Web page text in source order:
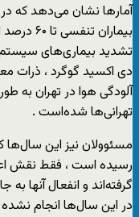
آمارها نشان می‌دهد که
تشدید بیماری‌های سیستم
دی اکسید گوگرد ، ذرات
تهرانی‌ها شده‌است .
مسئوولان نیز این سال‌ها
رسیده است ، فقط نقش
گرفته‌اند و انفعال آنها
در این سال‌ها انجام